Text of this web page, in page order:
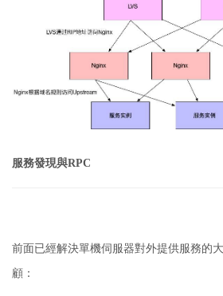
服務發現與RPC
前面已經解決單機伺服器對外提供服務的
顧：